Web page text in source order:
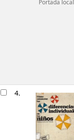
Portada local
4.